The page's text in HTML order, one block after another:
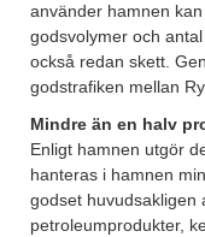
använder hamnen
godsvolymer och
också redan skett.
godstrafiken mellan
Mindre än en halv
Enligt hamnen utgör
hanteras i hamnen
godset huvudsakligen
petroleumprodukter,